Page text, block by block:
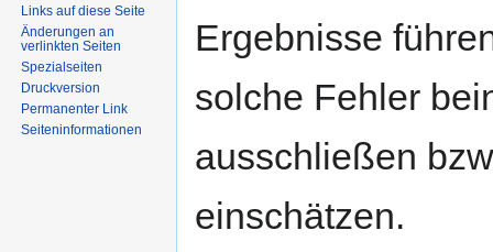
Ergebnisse
solche Fehler
ausschließen
einschätzen.
Links auf diese Seite
Änderungen an
verlinkten Seiten
Spezialseiten
Druckversion
Permanenter Link
Seiten­informationen